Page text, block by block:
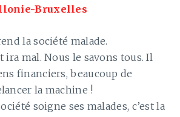
Bruxelles
la société malade.
ira mal. Nous le savons tous. Il
financiers, beaucoup de
la machine !
soigne ses malades, c’est la